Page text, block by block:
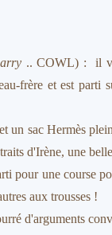
.. COWL) : il
frère et est
un sac Hermès
d'Irène, une
pour une course
aux trousses !
d'arguments